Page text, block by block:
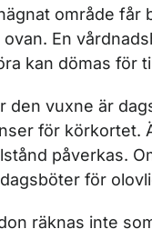
område får
ovan. En
kan dömas för
den vuxne är
för körkortet.
påverkas.
för
räknas inte